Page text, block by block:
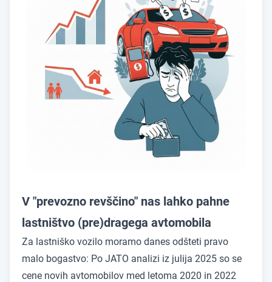
V "prevozno revščino" nas lahko pahne
lastništvo (pre)dragega avtomobila
Za lastniško vozilo moramo danes odšteti pravo
malo bogastvo: Po JATO analizi iz julija 2025 so se
cene novih avtomobilov med letoma 2020 in 2022